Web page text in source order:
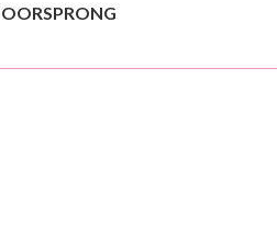
OORSPRONG